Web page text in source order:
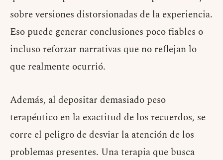
sobre versiones distorsionadas de la experiencia.
Eso puede generar conclusiones poco fiables o
incluso reforzar narrativas que no reflejan lo
que realmente ocurrió.
Además, al depositar demasiado peso
terapéutico en la exactitud de los recuerdos, se
corre el peligro de desviar la atención de los
problemas presentes. Una terapia que busca